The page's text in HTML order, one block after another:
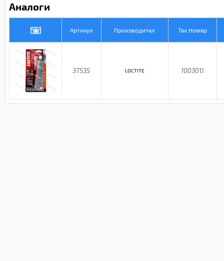
Аналоги
Артикул Производител Тех.Номер
37535 LOCTITE 100301J